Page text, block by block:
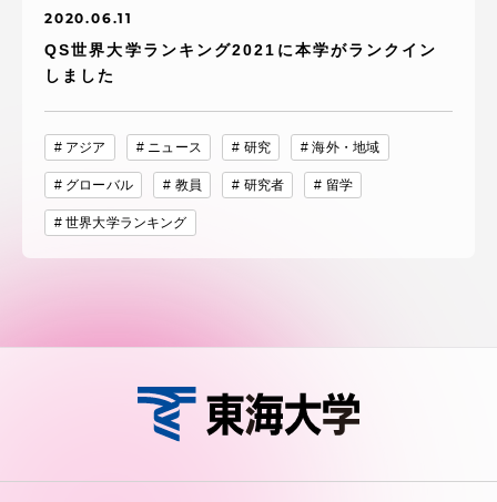
2020.06.11
QS世界大学ランキング2021に本学がランクイン
しました
アジア ニュース 研究 海外・地域
グローバル 教員 研究者 留学
世界大学ランキング